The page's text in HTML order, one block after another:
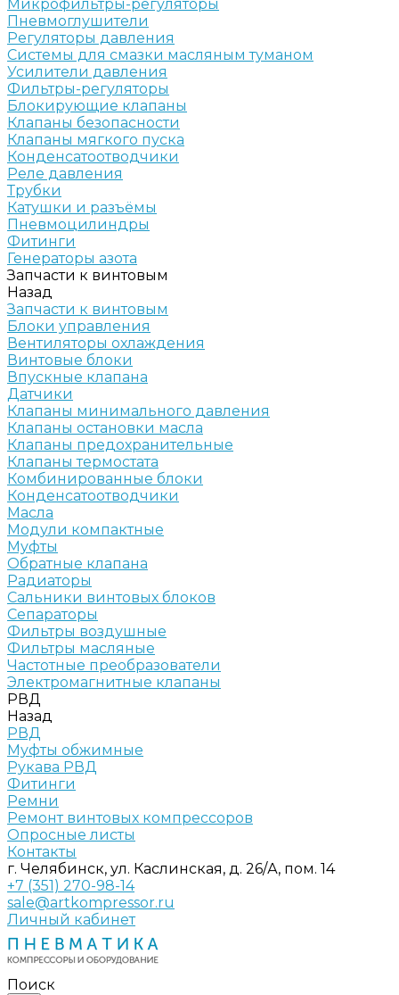
Микрофильтры-регуляторы
Пневмоглушители
Регуляторы давления
Системы для смазки масляным туманом
Усилители давления
Фильтры-регуляторы
Блокирующие клапаны
Клапаны безопасности
Клапаны мягкого пуска
Конденсатоотводчики
Реле давления
Трубки
Катушки и разъёмы
Пневмоцилиндры
Фитинги
Генераторы азота
Запчасти к винтовым
Назад
Запчасти к винтовым
Блоки управления
Вентиляторы охлаждения
Винтовые блоки
Впускные клапана
Датчики
Клапаны минимального давления
Клапаны остановки масла
Клапаны предохранительные
Клапаны термостата
Комбинированные блоки
Конденсатоотводчики
Масла
Модули компактные
Муфты
Обратные клапана
Радиаторы
Сальники винтовых блоков
Сепараторы
Фильтры воздушные
Фильтры масляные
Частотные преобразователи
Электромагнитные клапаны
РВД
Назад
РВД
Муфты обжимные
Рукава РВД
Фитинги
Ремни
Ремонт винтовых компрессоров
Опросные листы
Контакты
г. Челябинск, ул. Каслинская, д. 26/А, пом. 14
+7 (351) 270-98-14
sale@artkompressor.ru
Личный кабинет
Поиск